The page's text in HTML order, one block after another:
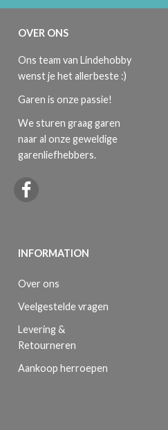
OVER ONS
Ons team van Lindehobby
wenst je het allerbeste :)
Garen is onze passie!
We sturen graag garen
naar al onze geweldige
garenliefhebbers.
INFORMATION
Over ons
Veelgestelde vragen
Levering &
Retourneren
Aankoop herroepen